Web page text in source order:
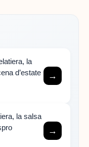
la
d’estate
→
la salsa
→